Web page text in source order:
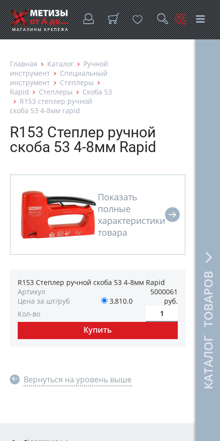
КАТАЛОГ ТОВАРОВ
Главная Каталог
Ручной
инструмент
Специальный
инструмент
Степлеры
Rapid
Степлеры
Скоба 53
R153 степлер ручной
скоба 53 4-8мм rapid
R153 Степлер ручной
скоба 53 4-8мм Rapid
R153 Степлер ручной скоба 53 4-8мм Rapid
Артикул
5000061
Цена за шт/руб
3,810.0
руб.
Кол-во
Вернуться на уровень выше